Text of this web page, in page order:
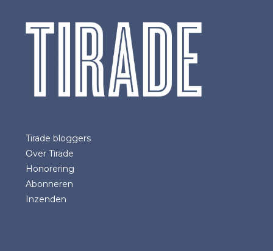
Tirade bloggers
Over Tirade
Honorering
Abonneren
Inzenden